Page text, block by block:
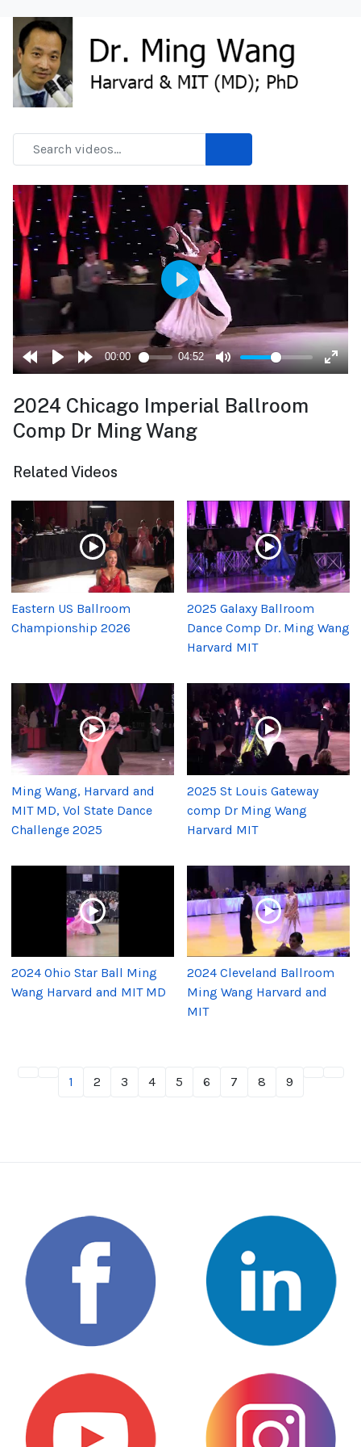
2024 Chicago Imperial Ballroom
Comp Dr Ming Wang
Related Videos
Eastern US Ballroom
Championship 2026
2025 Galaxy Ballroom
Dance Comp Dr. Ming Wang
Harvard MIT
Ming Wang, Harvard and
MIT MD, Vol State Dance
Challenge 2025
2025 St Louis Gateway
comp Dr Ming Wang
Harvard MIT
2024 Ohio Star Ball Ming
Wang Harvard and MIT MD
2024 Cleveland Ballroom
Ming Wang Harvard and
MIT
1 2 3 4 5 6 7 8 9